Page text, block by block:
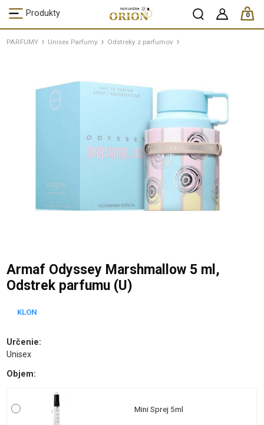
Produkty 0
ks /
PARFUMY Unisex Parfumy Odstreky z parfumov
Armaf Odyssey Marshmallow 5 ml,
Odstrek parfumu (U)
KLON
Určenie:
Unisex
Objem:
Mini Sprej 5ml